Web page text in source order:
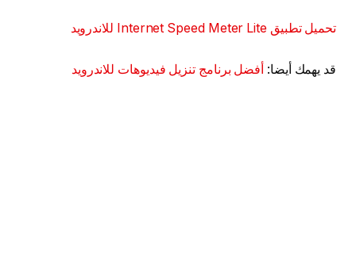
تحميل تطبيق Internet Speed Meter Lite للاندرويد
قد يهمك أيضا: أفضل برنامج تنزيل فيديوهات للاندرويد